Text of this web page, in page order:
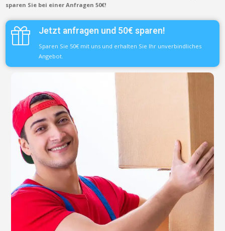
sparen Sie bei einer Anfragen 50€!
Jetzt anfragen und 50€ sparen!
Sparen Sie 50€ mit uns und erhalten Sie Ihr unverbindliches
Angebot.